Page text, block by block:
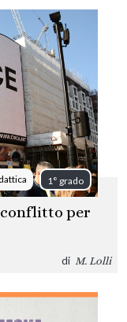
1° grado
conflitto per
di M. Lolli